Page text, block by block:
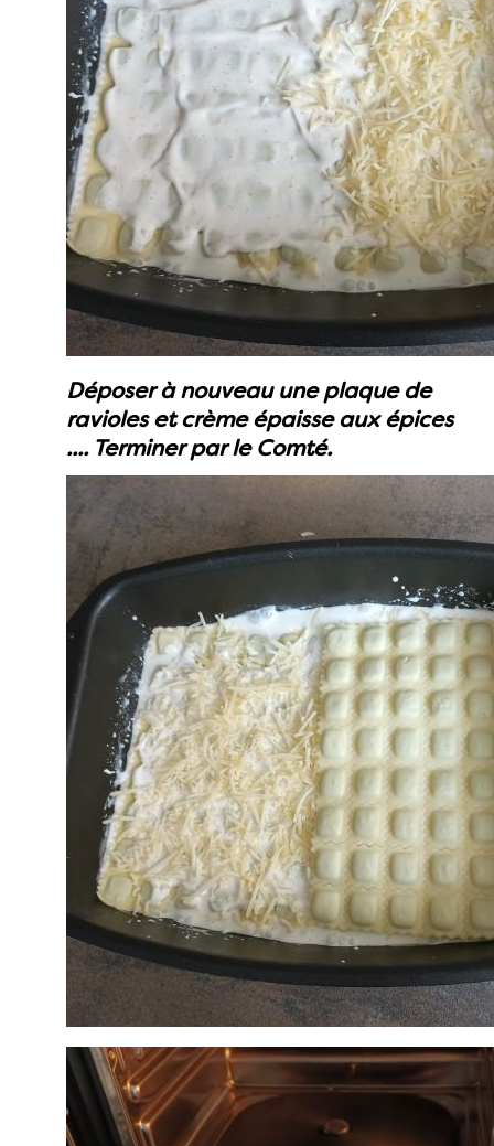
Déposer à nouveau une plaque de
ravioles et crème épaisse aux épices
.... Terminer par le Comté.